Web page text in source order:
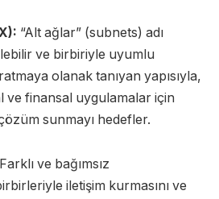
“Alt ağlar” (subnets) adı
ve birbiriyle uyumlu
olanak tanıyan yapısıyla,
ve finansal uygulamalar için
sunmayı hedefler.
Farklı ve bağımsız
iletişim kurmasını ve